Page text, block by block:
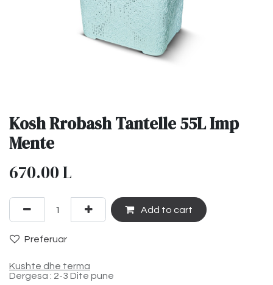
Kosh Rrobash Tantelle 55L Imp
Mente
670.00L
Add to cart
Preferuar
Kushte dhe terma
Dergesa : 2-3 Dite pune